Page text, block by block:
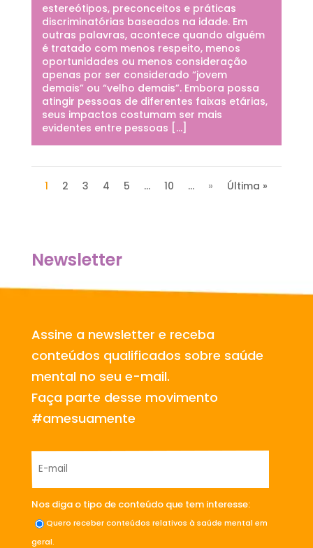
estereótipos, preconceitos e práticas
discriminatórias baseados na idade. Em
outras palavras, acontece quando alguém
é tratado com menos respeito, menos
oportunidades ou menos consideração
apenas por ser considerado “jovem
demais” ou “velho demais”. Embora possa
atingir pessoas de diferentes faixas etárias,
seus impactos costumam ser mais
evidentes entre pessoas […]
1 2 3 4 5 ... 10 ... » Última »
Newsletter
Assine a newsletter e receba
conteúdos qualificados sobre saúde
mental no seu e-mail.
Faça parte desse movimento
#amesuamente
Nos diga o tipo de conteúdo que tem interesse:
Quero receber conteúdos relativos à saúde mental em
geral.